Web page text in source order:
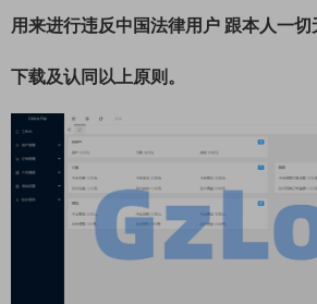
用来进行违反中国法律用户 跟本人一切
下载及认同以上原则。